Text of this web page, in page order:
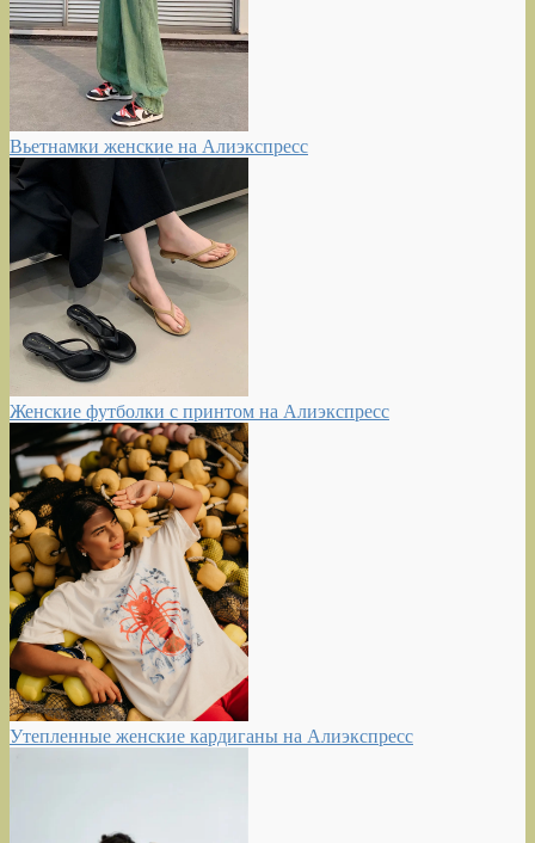
Вьетнамки женские на Алиэкспресс
Женские футболки с принтом на Алиэкспресс
Утепленные женские кардиганы на Алиэкспресс